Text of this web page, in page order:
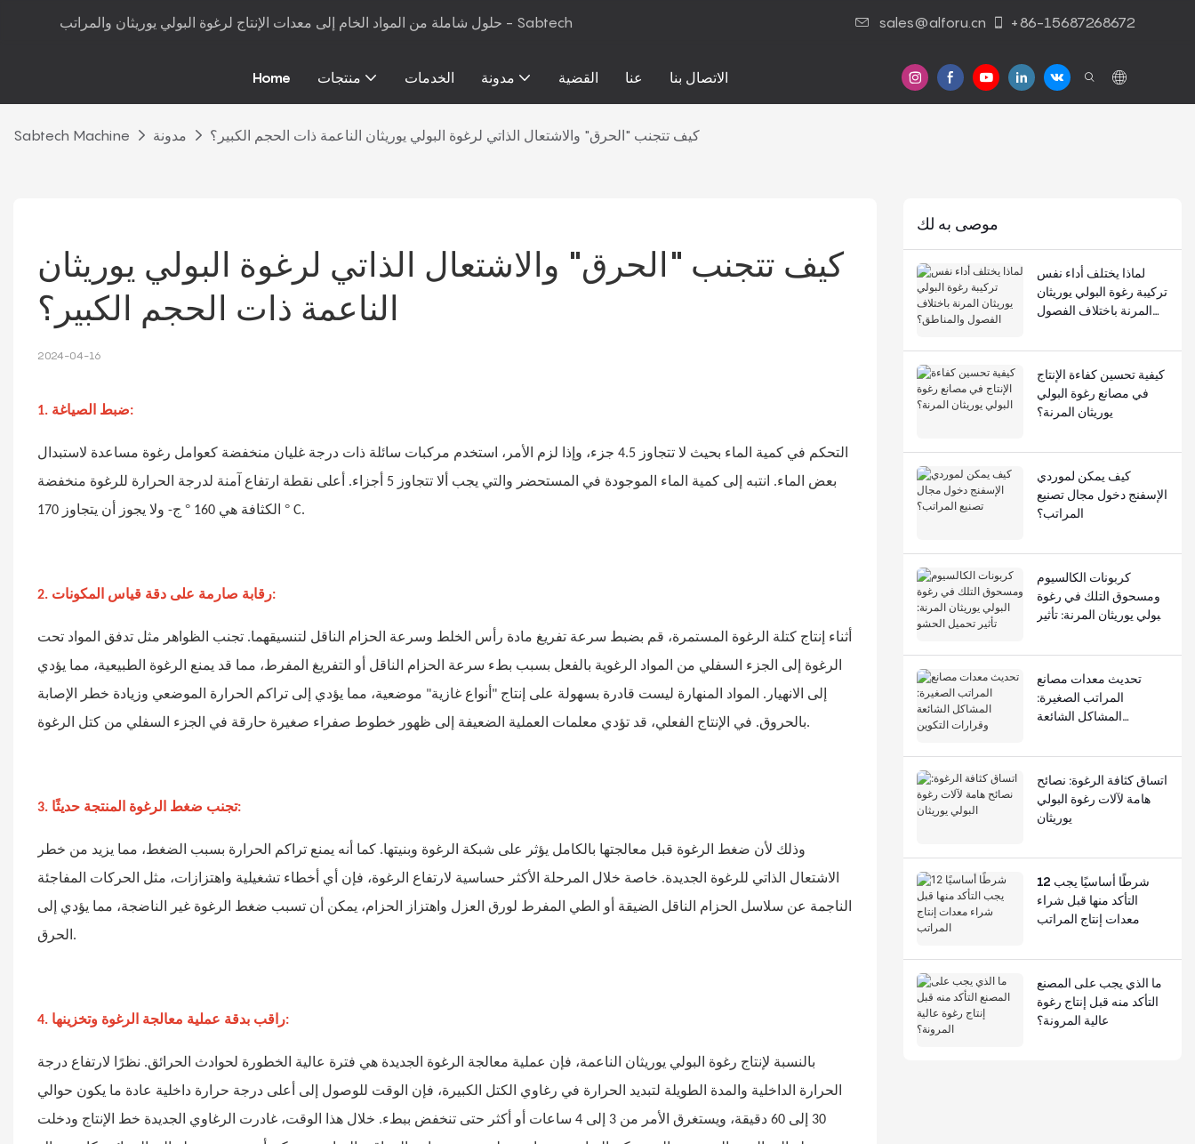
حلول شاملة من المواد الخام إلى معدات الإنتاج لرغوة البولي يوريثان والمراتب - Sabtech sales@alforu.cn +86-15687268672
Home منتجات الخدمات مدونة القضية عنا الاتصال بنا
Sabtech Machine مدونة كيف تتجنب "الحرق" والاشتعال الذاتي لرغوة البولي يوريثان الناعمة ذات الحجم الكبير؟
كيف تتجنب "الحرق" والاشتعال الذاتي لرغوة البولي يوريثان
الناعمة ذات الحجم الكبير؟
2024-04-16
1. ضبط الصياغة:
التحكم في كمية الماء بحيث لا تتجاوز 4.5 جزء، وإذا لزم الأمر، استخدم مركبات سائلة ذات درجة غليان منخفضة كعوامل رغوة مساعدة لاستبدال
بعض الماء. انتبه إلى كمية الماء الموجودة في المستحضر والتي يجب ألا تتجاوز 5 أجزاء. أعلى نقطة ارتفاع آمنة لدرجة الحرارة للرغوة منخفضة
الكثافة هي 160
° °C.
2. رقابة صارمة على دقة قياس المكونات:
أثناء إنتاج كتلة الرغوة المستمرة، قم بضبط سرعة تفريغ مادة رأس الخلط وسرعة الحزام الناقل لتنسيقهما. تجنب الظواهر مثل تدفق المواد تحت
الرغوة إلى الجزء السفلي من المواد الرغوية بالفعل بسبب بطء سرعة الحزام الناقل أو التفريغ المفرط، مما قد يمنع الرغوة الطبيعية، مما يؤدي
إلى الانهيار. المواد المنهارة ليست قادرة بسهولة على إنتاج "أنواع غازية" موضعية، مما يؤدي إلى تراكم الحرارة الموضعي وزيادة خطر الإصابة
بالحروق. في الإنتاج الفعلي، قد تؤدي معلمات العملية الضعيفة إلى ظهور خطوط صفراء صغيرة حارقة في الجزء السفلي من كتل الرغوة.
3. تجنب ضغط الرغوة المنتجة حديثًا:
وذلك لأن ضغط الرغوة قبل معالجتها بالكامل يؤثر على شبكة الرغوة وبنيتها. كما أنه يمنع تراكم الحرارة بسبب الضغط، مما يزيد من خطر
الاشتعال الذاتي للرغوة الجديدة. خاصة خلال المرحلة الأكثر حساسية لارتفاع الرغوة، فإن أي أخطاء تشغيلية واهتزازات، مثل الحركات المفاجئة
الناجمة عن سلاسل الحزام الناقل الضيقة أو الطي المفرط لورق العزل واهتزاز الحزام، يمكن أن تسبب ضغط الرغوة غير الناضجة، مما يؤدي إلى
الحرق.
4. راقب بدقة عملية معالجة الرغوة وتخزينها:
بالنسبة لإنتاج رغوة البولي يوريثان الناعمة، فإن عملية معالجة الرغوة الجديدة هي فترة عالية الخطورة لحوادث الحرائق. نظرًا لارتفاع درجة
الحرارة الداخلية والمدة الطويلة لتبديد الحرارة في رغاوي الكتل الكبيرة، فإن الوقت للوصول إلى أعلى درجة حرارة داخلية عادة ما يكون حوالي
30 إلى 60 دقيقة، ويستغرق الأمر من 3 إلى 4 ساعات أو أكثر حتى تنخفض ببطء. خلال هذا الوقت، غادرت الرغاوي الجديدة خط الإنتاج ودخلت
موصى به لك
لماذا يختلف أداء نفس
تركيبة رغوة البولي يوريثان
المرنة باختلاف الفصول
كيفية تحسين كفاءة الإنتاج
في مصانع رغوة البولي
يوريثان المرنة؟
كيف يمكن لموردي
الإسفنج دخول مجال تصنيع
المراتب؟
كربونات الكالسيوم
ومسحوق التلك في رغوة
البولي يوريثان المرنة: تأثير
تحديث معدات مصانع
المراتب الصغيرة:
المشاكل الشائعة
اتساق كثافة الرغوة: نصائح
هامة لآلات رغوة البولي
يوريثان
12 شرطًا أساسيًا يجب
التأكد منها قبل شراء
معدات إنتاج المراتب
ما الذي يجب على المصنع
التأكد منه قبل إنتاج رغوة
عالية المرونة؟